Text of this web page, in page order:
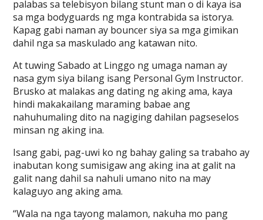
palabas sa telebisyon bilang stunt man o di kaya isa
sa mga bodyguards ng mga kontrabida sa istorya.
Kapag gabi naman ay bouncer siya sa mga gimikan
dahil nga sa maskulado ang katawan nito.
At tuwing Sabado at Linggo ng umaga naman ay
nasa gym siya bilang isang Personal Gym Instructor.
Brusko at malakas ang dating ng aking ama, kaya
hindi makakailang maraming babae ang
nahuhumaling dito na nagiging dahilan pagseselos
minsan ng aking ina.
Isang gabi, pag-uwi ko ng bahay galing sa trabaho ay
inabutan kong sumisigaw ang aking ina at galit na
galit nang dahil sa nahuli umano nito na may
kalaguyo ang aking ama.
“Wala na nga tayong malamon, nakuha mo pang